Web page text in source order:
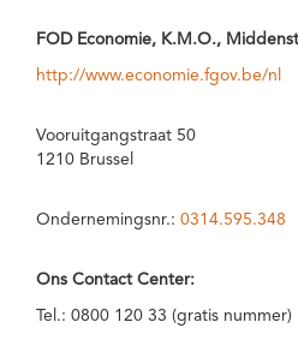
FOD Economie, K.M.O.,
http://www.economie.fgov.be/nl
Vooruitgangstraat 50
1210 Brussel
Ondernemingsnr.: 0314.595.348
Ons Contact Center:
Tel.: 0800 120 33 (gratis nummer)